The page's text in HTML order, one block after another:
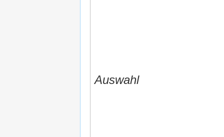
Auswahl